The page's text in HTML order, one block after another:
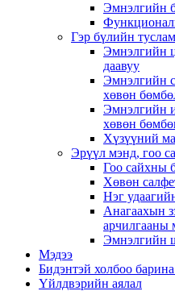
Эмнэлгийн
Гэр бүлийн
Эмнэлгийн
даавуу
Эмнэлгийн
хөвөн
Эмнэлгийн
хөвөн
Хүзүүний
Эрүүл мэнд, гоо
Гоо сайхны
Хөвөн
Нэг
Анагаахын
арчилгааны
Эмнэлгийн
Мэдээ
Бидэнтэй холбоо
Үйлдвэрийн аялал